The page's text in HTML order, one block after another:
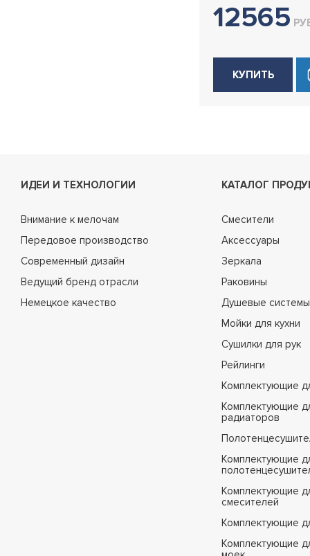
12565
КУПИТЬ
ИДЕИ И ТЕХНОЛОГИИ
Внимание к мелочам
Передовое производство
Современный дизайн
Ведущий бренд отрасли
Немецкое качество
КАТАЛОГ
Смесители
Аксессуары
Зеркала
Раковины
Душевые системы
Мойки для кухни
Сушилки для рук
Рейлинги
Комплектующие
Комплектующие
радиаторов
Комплектующие
Комплектующие
смесителей
Комплектующие
Комплектующие